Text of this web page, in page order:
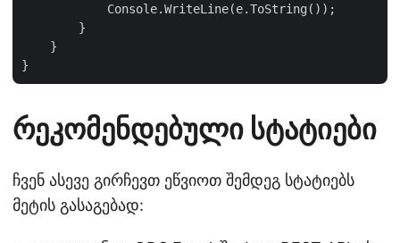
            Console.WriteLine(e.ToString());
        }
    }
რეკომენდებული სტატიები
ჩვენ ასევე გირჩევთ ეწვიოთ შემდეგ სტატიებს
მეტის გასაგებად: